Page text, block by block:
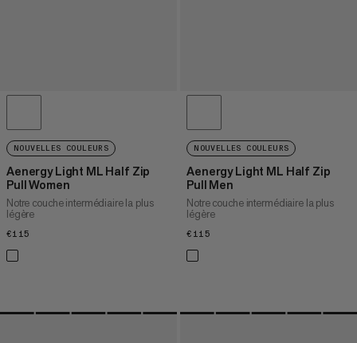
NOUVELLES COULEURS
Aenergy Light ML Half Zip
Pull Women
Notre couche intermédiaire la plus
légère
€115
NOUVELLES COULEURS
Aenergy Light ML Half Zip
Pull Men
Notre couche intermédiaire la plus
légère
€115